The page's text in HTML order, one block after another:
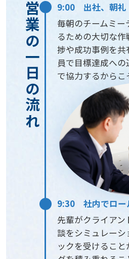
営業の一日の流れ
9:00 出社、朝礼
毎朝のチームミー
るための大切な
捗や成功事例を
員で目標達成へ
で協力するからこ
9:30 社内でロー
先輩がクライア
談をシミュレー
ックを受けるこ